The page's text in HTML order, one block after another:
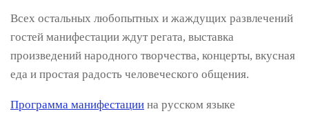
Всех остальных любопытных и жаждущих развлечений
гостей манифестации ждут регата, выставка
произведений народного творчества, концерты, вкусная
еда и простая радость человеческого общения.
Программа манифестации на русском языке